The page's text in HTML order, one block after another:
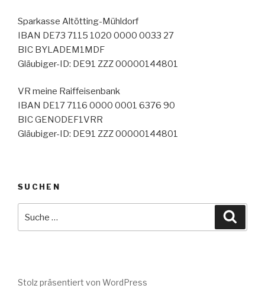
Sparkasse Altötting-Mühldorf
IBAN DE73 7115 1020 0000 0033 27
BIC BYLADEM1MDF
Gläubiger-ID: DE91 ZZZ 00000144801
VR meine Raiffeisenbank
IBAN DE17 7116 0000 0001 6376 90
BIC GENODEF1VRR
Gläubiger-ID: DE91 ZZZ 00000144801
SUCHEN
Stolz präsentiert von WordPress